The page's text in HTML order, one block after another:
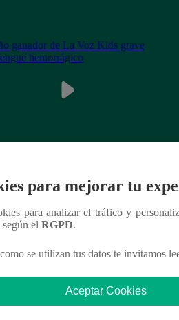
hemorrágicopara mejorar tu
para analizar el tráfico y
según el RGPD.
se utilizan tus datos te invitamos
Aceptar Cookies